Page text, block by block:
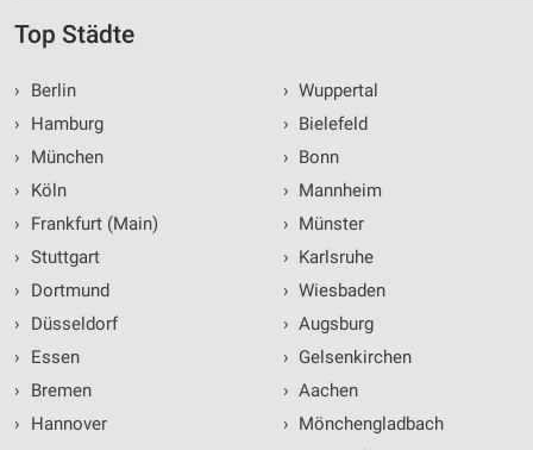
Top Städte
›
Berlin
›
Hamburg
›
München
›
Köln
›
Frankfurt (Main)
› Stuttgart
›
Dortmund
›
Düsseldorf
›
Essen
›
Bremen
›
Hannover
› Wuppertal
› Bielefeld
› Bonn
› Mannheim
› Münster
› Karlsruhe
› Wiesbaden
› Augsburg
› Gelsenkirchen
› Aachen
› Mönchengladbach